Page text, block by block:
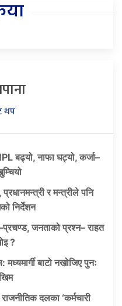
थप
बढ्यो, नाफा घट्यो, कर्जा–
र मन्त्रीले पनि
निर्देशन
जनताको प्रश्न– राहत
?
बाटो नखोजिए पुनः
दलका ‘कर्मचारी